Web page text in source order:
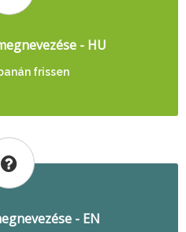
- HU
frissen
- EN